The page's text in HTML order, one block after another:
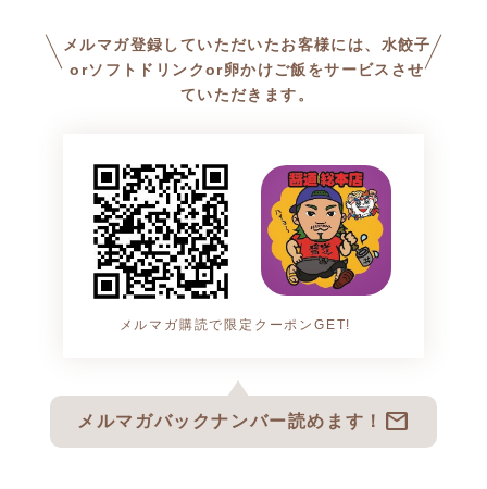
メルマガ登録していただいたお客様には、水餃子
orソフトドリンクor卵かけご飯をサービスさせ
ていただきます。
メルマガ購読で限定クーポンGET!
メルマガバックナンバー読めます！ mail